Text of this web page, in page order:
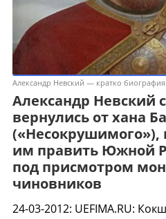
Александр Невский — кратко биография
Александр Невский
вернулись от хана
(«Несокрушимого»),
им править Южной
под присмотром
чиновников
24-03-2012: UEFIMA.RU: